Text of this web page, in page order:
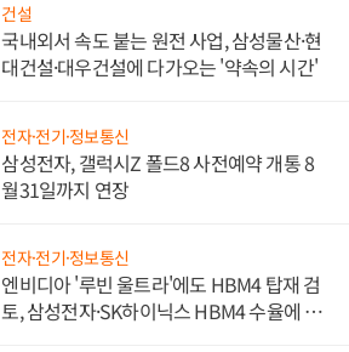
건설
국내외서 속도 붙는 원전 사업, 삼성물산·현
대건설·대우건설에 다가오는 '약속의 시간'
전자·전기·정보통신
삼성전자, 갤럭시Z 폴드8 사전예약 개통 8
월31일까지 연장
전자·전기·정보통신
엔비디아 '루빈 울트라'에도 HBM4 탑재 검
토, 삼성전자·SK하이닉스 HBM4 수율에 주